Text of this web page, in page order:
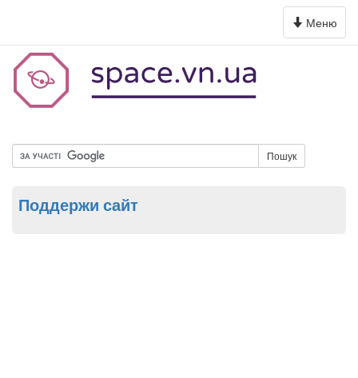
Toggle
navigation
Меню
Пошук
Поддержи сайт